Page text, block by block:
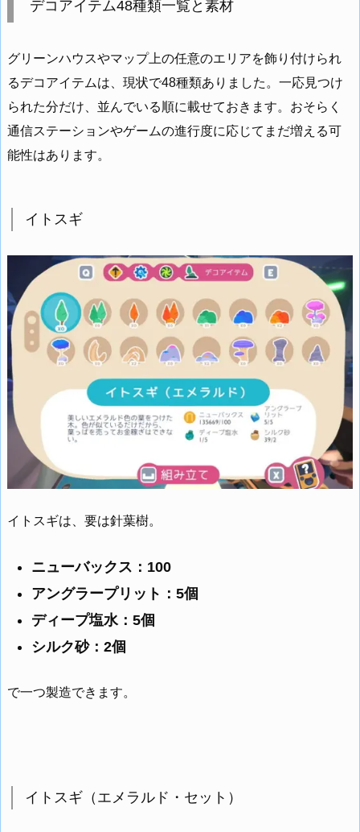
デコアイテム48種類一覧と素材
グリーンハウスやマップ上の任意のエリアを飾り付けられ
るデコアイテムは、現状で48種類ありました。一応見つけ
られた分だけ、並んでいる順に載せておきます。おそらく
通信ステーションやゲームの進行度に応じてまだ増える可
能性はあります。
イトスギ
イトスギは、要は針葉樹。
ニューバックス：100
アングラープリット：5個
ディープ塩水：5個
シルク砂：2個
で一つ製造できます。
イトスギ（エメラルド・セット）